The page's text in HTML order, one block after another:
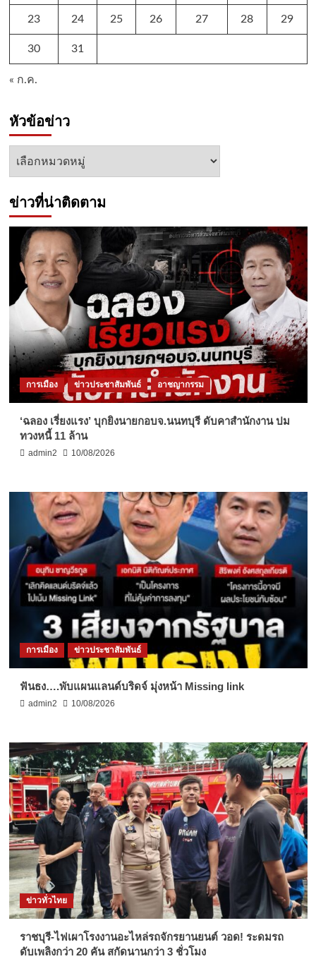
23 24 25 26 27 28 29
30 31
« ก.ค.
หัวข้อข่าว
หัวข้อ
ข่าวที่น่าติดตาม
การเมือง ข่าวประชาสัมพันธ์ อาชญากรรม
‘ฉลอง เรี่ยงแรง’ บุกยิงนายกอบจ.นนทบุรี ดับคาสำนักงาน ปม
ทวงหนี้ 11 ล้าน
admin2 10/08/2026
การเมือง ข่าวประชาสัมพันธ์
ฟันธง….พับแผนแลนด์บริดจ์ มุ่งหน้า Missing link
admin2 10/08/2026
ข่าวทั่วไทย
ราชบุรี-ไฟเผาโรงงานอะไหล่รถจักรยานยนต์ วอด! ระดมรถ
ดับเพลิงกว่า 20 คัน สกัดนานกว่า 3 ชั่วโมง